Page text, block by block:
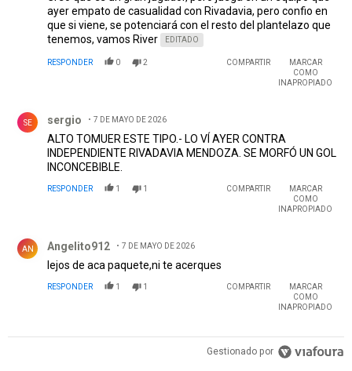
ayer empato de casualidad con Rivadavia, pero confio en
que si viene, se potenciará con el resto del plantelazo que
tenemos, vamos River
EDITADO
RESPONDER 0 2 COMPARTIR
MARCAR
COMO
INAPROPIADO
SE sergio 7 DE MAYO DE 2026
ALTO TOMUER ESTE TIPO.- LO VÍ AYER CONTRA
INDEPENDIENTE RIVADAVIA MENDOZA. SE MORFÓ UN GOL
INCONCEBIBLE.
RESPONDER 1 1 COMPARTIR
MARCAR
COMO
INAPROPIADO
AN Angelito912 7 DE MAYO DE 2026
lejos de aca paquete,ni te acerques
RESPONDER 1 1 COMPARTIR
MARCAR
COMO
INAPROPIADO
Gestionado por